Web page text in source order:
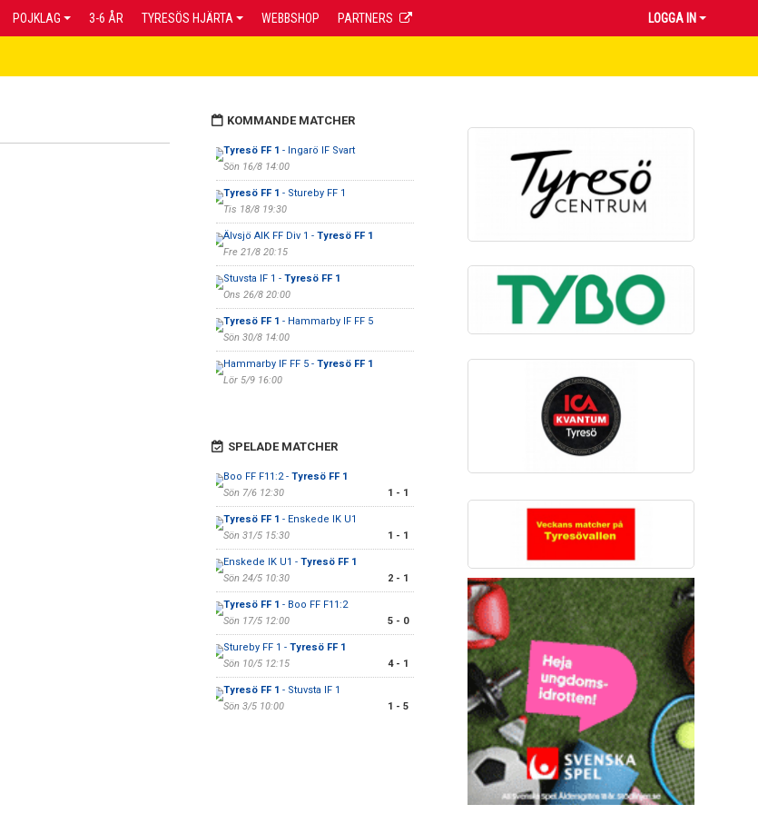
POJKLAG 3-6 ÅR TYRESÖS HJÄRTA WEBBSHOP PARTNERS LOGGA IN
KOMMANDE MATCHER
Tyresö FF 1 - Ingarö IF Svart
Sön 16/8 14:00
Tyresö FF 1 - Stureby FF 1
Tis 18/8 19:30
Älvsjö AIK FF Div 1 - Tyresö FF 1
Fre 21/8 20:15
Stuvsta IF 1 - Tyresö FF 1
Ons 26/8 20:00
Tyresö FF 1 - Hammarby IF FF 5
Sön 30/8 14:00
Hammarby IF FF 5 - Tyresö FF 1
Lör 5/9 16:00
SPELADE MATCHER
Boo FF F11:2 - Tyresö FF 1
Sön 7/6 12:30
1 - 1
Tyresö FF 1 - Enskede IK U1
Sön 31/5 15:30
1 - 1
Enskede IK U1 - Tyresö FF 1
Sön 24/5 10:30
2 - 1
Tyresö FF 1 - Boo FF F11:2
Sön 17/5 12:00
5 - 0
Stureby FF 1 - Tyresö FF 1
Sön 10/5 12:15
4 - 1
Tyresö FF 1 - Stuvsta IF 1
Sön 3/5 10:00
1 - 5